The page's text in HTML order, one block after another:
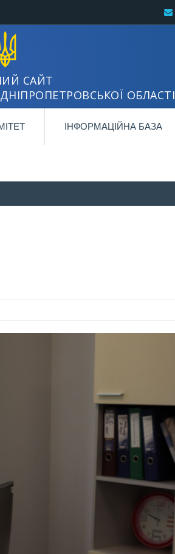
САЙТ
ОБЛАСТІ
ІНФОРМАЦІЙНА БАЗА